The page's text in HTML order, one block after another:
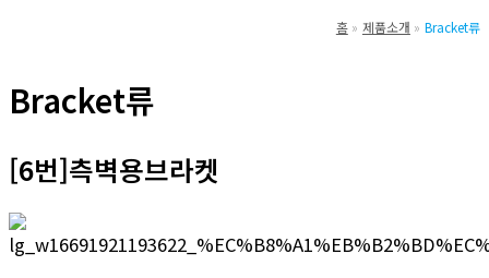
홈 제품소개 Bracket류
Bracket류
[6번]측벽용브라켓